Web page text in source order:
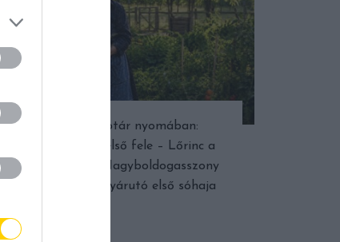
Népi naptár nyomában:
Augusztus első fele – Lőrinc a
dinnyében, Nagyboldogasszony
fénye és a nyárutó első sóhaja